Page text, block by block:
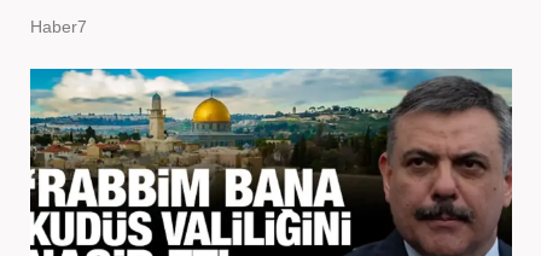
Haber7